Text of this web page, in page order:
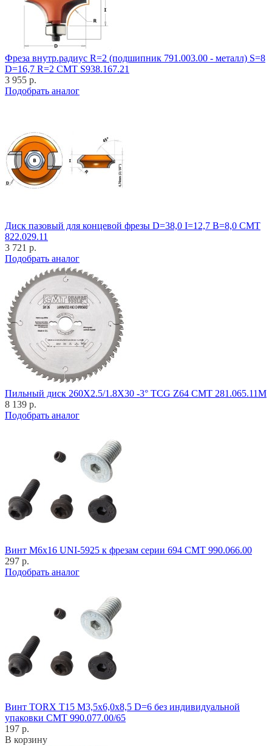
Фреза внутр.радиус R=2 (подшипник 791.003.00 - металл) S=8
D=16,7 R=2 CMT S938.167.21
3 955 р.
Подобрать аналог
Диск пазовый для концевой фрезы D=38,0 I=12,7 B=8,0 CMT
822.029.11
3 721 р.
Подобрать аналог
Пильный диск 260X2.5/1.8X30 -3° TCG Z64 CMT 281.065.11M
8 139 р.
Подобрать аналог
Винт M6x16 UNI-5925 к фрезам серии 694 CMT 990.066.00
297 р.
Подобрать аналог
Винт TORX T15 M3,5x6,0x8,5 D=6 без индивидуальной
упаковки CMT 990.077.00/65
197 р.
В корзину